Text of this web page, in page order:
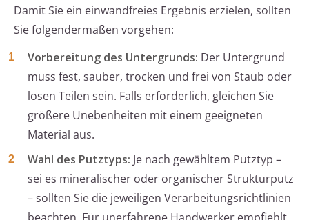
Damit Sie ein einwandfreies Ergebnis erzielen, sollten
Sie folgendermaßen vorgehen:
Vorbereitung des Untergrunds: Der Untergrund
muss fest, sauber, trocken und frei von Staub oder
losen Teilen sein. Falls erforderlich, gleichen Sie
größere Unebenheiten mit einem geeigneten
Material aus.
Wahl des Putztyps: Je nach gewähltem Putztyp –
sei es mineralischer oder organischer Strukturputz
– sollten Sie die jeweiligen Verarbeitungsrichtlinien